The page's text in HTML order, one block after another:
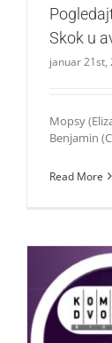
Skok u
januar 21st,
Mopsy
Benjamin
Read More